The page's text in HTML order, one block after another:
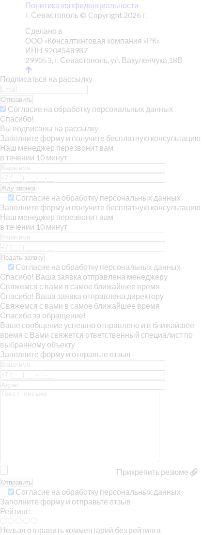
Политика конфиденциальности
г. Севастополь © Copyright 2026 г.
Сделано в
ООО «Консалтинговая компания «РК»
ИНН 9204548987
299053, г. Севастополь, ул. Вакуленчука,18В
Подписаться на рассылку
Отправить
Согласие на обработку персональных данных
Спасибо!
Вы подписаны на рассылку
Заполните форму и получите бесплатную консультацию
Наш менеджер перезвонит вам
в течении 10 минут
Согласие на обработку персональных данных
Заполните форму и получите бесплатную консультацию
Наш менеджер перезвонит вам
в течении 10 минут
Согласие на обработку персональных данных
Спасибо! Ваша заявка отправлена менеджеру
Свяжемся с вами в самое ближайшее время
Спасибо! Ваша заявка отправлена директору
Свяжемся с вами в самое ближайшее время
Спасибо за обращение!
Ваше сообщение успешно отправлено и в ближайшее
время с Вами свяжется ответственный специалист по
выбранному объекту
Заполните форму и отправьте отзыв
Прикрепить резюме
Согласие на обработку персональных данных
Заполните форму и отправьте отзыв
Рейтинг:
Нельзя отправить комментарий без рейтинга